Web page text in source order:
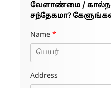
வேளாண்மை /
சந்தேகமா?
Name *
Address